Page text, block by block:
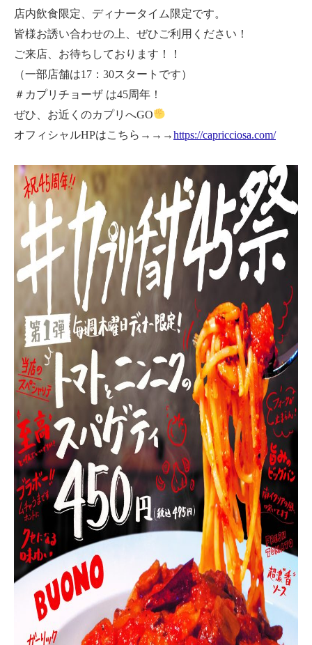
店内飲食限定、ディナータイム限定です。
皆様お誘い合わせの上、ぜひご利用ください！
ご来店、お待ちしております！！
（一部店舗は17：30スタートです）
＃カプリチョーザ は45周年！
ぜひ、お近くのカプリへGO
オフィシャルHPはこちら→→→https://capricciosa.com/